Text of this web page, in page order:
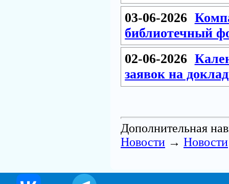
03-06-2026
библиотечный
02-06-2026
заявок на
Дополнительная
Новости → Новости